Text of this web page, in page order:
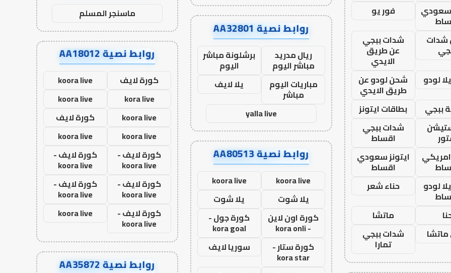
سعودي
فور يو
شدات ببجي
عن طريق
الايدي
لودو
شحن لودو عن
طريق الايدي
ببجي
بطاقات ايتونز
شدات ببجي
اقساط
امريكي
ايتونز سعودي
اقساط
لودو
حناء شعر
ماتشا
شدات ببجي
تمارا
روابط نصية AA32801
ريال مدريد
مباشر اليوم
برشلونة مباشر
اليوم
مباريات اليوم
مباشر
يلا لايف
yalla live
روابط نصية AA80513
koora live
koora live
يلا شوت
يلا شوت
كورة اون لاين
- kora onli
كورة جول -
kora goal
كورة ستار -
kora star
سوريا لايف
ماسنجر المسلم
روابط نصية AA18012
كورة لايف
koora live
kora live
koora live
koora live
كورة لايف
koora live
koora live
كورة لايف -
koora live
كورة لايف -
koora live
كورة لايف -
koora live
كورة لايف -
koora live
كورة لايف -
koora live
koora live
روابط نصية AA35872